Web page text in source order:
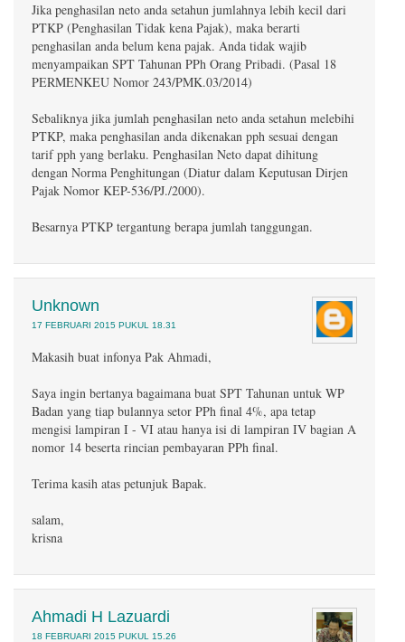
Jika penghasilan neto anda setahun jumlahnya lebih kecil dari
PTKP (Penghasilan Tidak kena Pajak), maka berarti
penghasilan anda belum kena pajak. Anda tidak wajib
menyampaikan SPT Tahunan PPh Orang Pribadi. (Pasal 18
PERMENKEU Nomor 243/PMK.03/2014)
Sebaliknya jika jumlah penghasilan neto anda setahun melebihi
PTKP, maka penghasilan anda dikenakan pph sesuai dengan
tarif pph yang berlaku. Penghasilan Neto dapat dihitung
dengan Norma Penghitungan (Diatur dalam Keputusan Dirjen
Pajak Nomor KEP-536/PJ./2000).
Besarnya PTKP tergantung berapa jumlah tanggungan.
Unknown
17 FEBRUARI 2015 PUKUL 18.31
Makasih buat infonya Pak Ahmadi,
Saya ingin bertanya bagaimana buat SPT Tahunan untuk WP
Badan yang tiap bulannya setor PPh final 4%, apa tetap
mengisi lampiran I - VI atau hanya isi di lampiran IV bagian A
nomor 14 beserta rincian pembayaran PPh final.
Terima kasih atas petunjuk Bapak.
salam,
krisna
Ahmadi H Lazuardi
18 FEBRUARI 2015 PUKUL 15.26